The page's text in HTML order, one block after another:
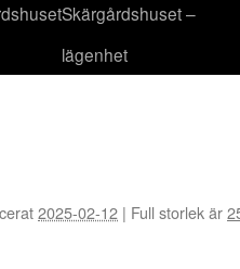
Skärgårdshuset –
lägenhet
2025-02-12 | Full storlek är